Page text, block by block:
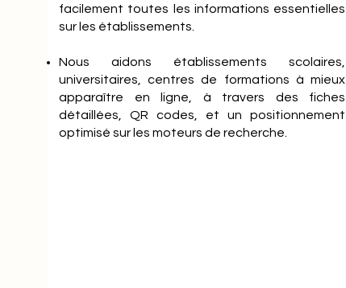
facilement toutes les informations essentielles
sur les établissements.
Nous aidons établissements scolaires,
universitaires, centres de formations à mieux
apparaître en ligne, à travers des fiches
détaillées, QR codes, et un positionnement
optimisé sur les moteurs de recherche.